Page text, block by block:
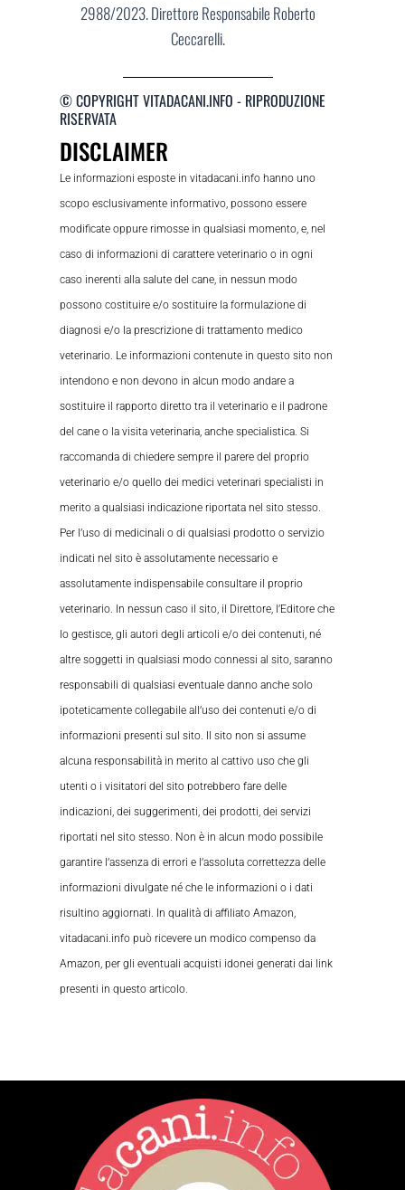
2988/2023. Direttore Responsabile Roberto
Ceccarelli.
© COPYRIGHT VITADACANI.INFO - RIPRODUZIONE
RISERVATA
DISCLAIMER
Le informazioni esposte in vitadacani.info hanno uno
scopo esclusivamente informativo, possono essere
modificate oppure rimosse in qualsiasi momento, e, nel
caso di informazioni di carattere veterinario o in ogni
caso inerenti alla salute del cane, in nessun modo
possono costituire e/o sostituire la formulazione di
diagnosi e/o la prescrizione di trattamento medico
veterinario. Le informazioni contenute in questo sito non
intendono e non devono in alcun modo andare a
sostituire il rapporto diretto tra il veterinario e il padrone
del cane o la visita veterinaria, anche specialistica. Si
raccomanda di chiedere sempre il parere del proprio
veterinario e/o quello dei medici veterinari specialisti in
merito a qualsiasi indicazione riportata nel sito stesso.
Per l’uso di medicinali o di qualsiasi prodotto o servizio
indicati nel sito è assolutamente necessario e
assolutamente indispensabile consultare il proprio
veterinario. In nessun caso il sito, il Direttore, l’Editore che
lo gestisce, gli autori degli articoli e/o dei contenuti, né
altre soggetti in qualsiasi modo connessi al sito, saranno
responsabili di qualsiasi eventuale danno anche solo
ipoteticamente collegabile all’uso dei contenuti e/o di
informazioni presenti sul sito. Il sito non si assume
alcuna responsabilità in merito al cattivo uso che gli
utenti o i visitatori del sito potrebbero fare delle
indicazioni, dei suggerimenti, dei prodotti, dei servizi
riportati nel sito stesso. Non è in alcun modo possibile
garantire l’assenza di errori e l’assoluta correttezza delle
informazioni divulgate né che le informazioni o i dati
risultino aggiornati. In qualità di affiliato Amazon,
vitadacani.info può ricevere un modico compenso da
Amazon, per gli eventuali acquisti idonei generati dai link
presenti in questo articolo.